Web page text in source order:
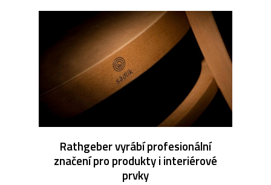
Rathgeber vyrábí profesionální
značení pro produkty i interiérové
prvky